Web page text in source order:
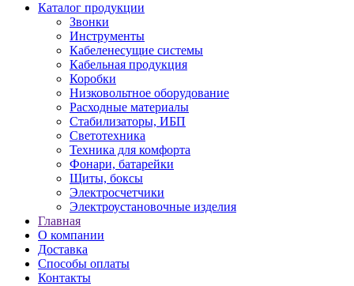
Каталог продукции
Звонки
Инструменты
Кабеленесущие системы
Кабельная продукция
Коробки
Низковольтное оборудование
Расходные материалы
Стабилизаторы, ИБП
Светотехника
Техника для комфорта
Фонари, батарейки
Щиты, боксы
Электросчетчики
Электроустановочные изделия
Главная
О компании
Доставка
Способы оплаты
Контакты